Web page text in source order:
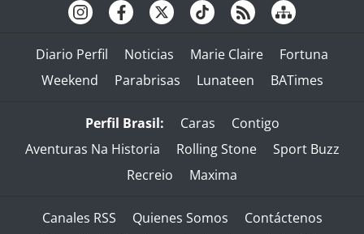
Diario Perfil Noticias Marie Claire
Fortuna
Weekend
Parabrisas Lunateen BATimes
Perfil Brasil: Caras
Contigo
Aventuras Na Historia
Rolling Stone
Sport Buzz
Recreio
Maxima
Canales RSS Quienes Somos
Contáctenos